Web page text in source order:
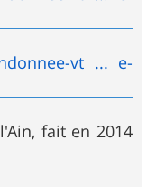
vt ... e-
fait en 2014